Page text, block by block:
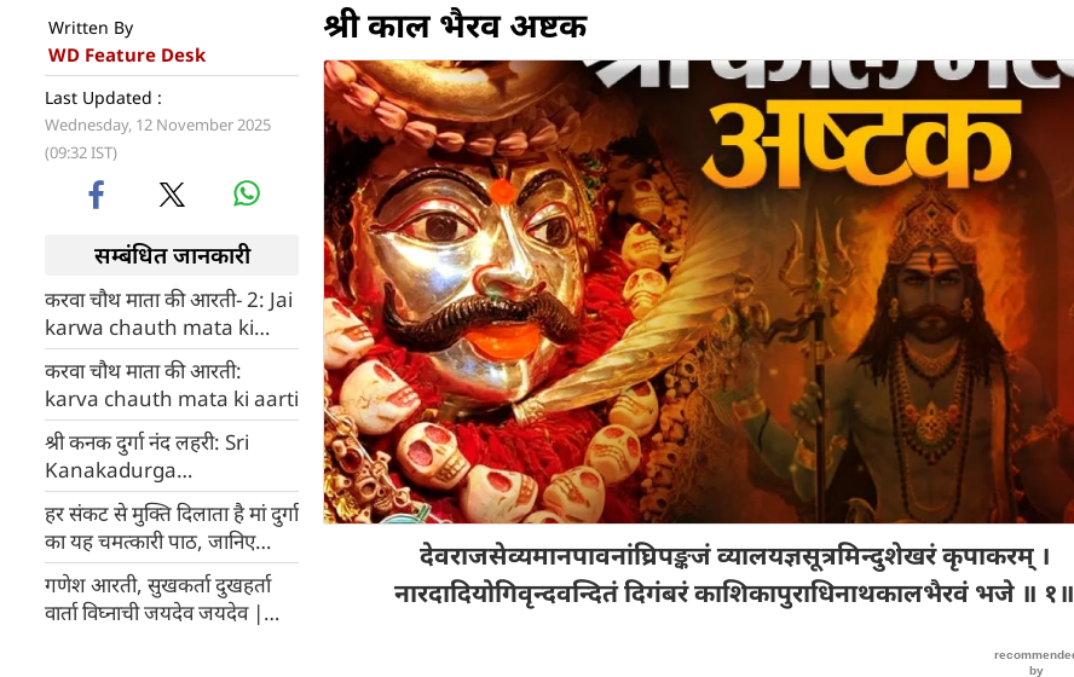
Written By
WD Feature Desk
Last Updated :
Wednesday, 12 November 2025
(09:32 IST)
सम्बंधित जानकारी
करवा चौथ माता की आरती- 2: Jai
karwa chauth mata ki
aarti
करवा चौथ माता की आरती:
karva chauth mata ki aarti
श्री कनक दुर्गा नंद लहरी: Sri
Kanakadurga
Anandalahari
हर संकट से मुक्ति दिलाता है मां दुर्गा
का यह चमत्कारी पाठ, जानिए
फायदे और विधि
गणेश आरती, सुखकर्ता दुखहर्ता
वार्ता विघ्नाची जयदेव जयदेव |
श्री काल भैरव अष्टक
देवराजसेव्यमानपावनांघ्रिपङ्कजं व्यालयज्ञसूत्रमिन्दुशेखरं कृपाकरम् ।
नारदादियोगिवृन्दवन्दितं दिगंबरं काशिकापुराधिनाथकालभैरवं भजे ॥ १॥